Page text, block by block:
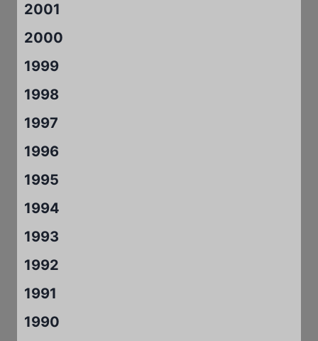
2001
2000
1999
1998
1997
1996
1995
1994
1993
1992
1991
1990